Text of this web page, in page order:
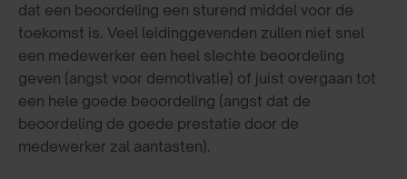
dat een beoordeling een sturend middel voor de
toekomst is. Veel leidinggevenden zullen niet snel
een medewerker een heel slechte beoordeling
geven (angst voor demotivatie) of juist overgaan tot
een hele goede beoordeling (angst dat de
beoordeling de goede prestatie door de
medewerker zal aantasten).